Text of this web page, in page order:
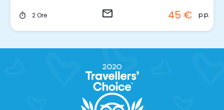
timer 2 Ore email 45 € p.p.